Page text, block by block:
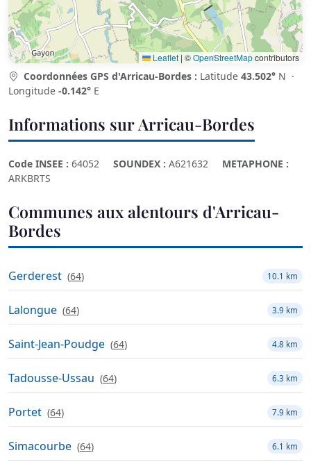
Leaflet | ©OpenStreetMapcontributors
Coordonnées GPS d'Arricau-Bordes : Latitude 43.502° N ·
Longitude -0.142° E
Informations sur Arricau-Bordes
Code INSEE : 64052 SOUNDEX : A621632
METAPHONE :
ARKBRTS
Communes aux alentours d'Arricau-
Bordes
Gerderest (64) 10.1 km
Lalongue (64) 3.9 km
Saint-Jean-Poudge (64) 4.8 km
Tadousse-Ussau (64) 6.3 km
Portet (64) 7.9 km
Simacourbe (64) 6.1 km